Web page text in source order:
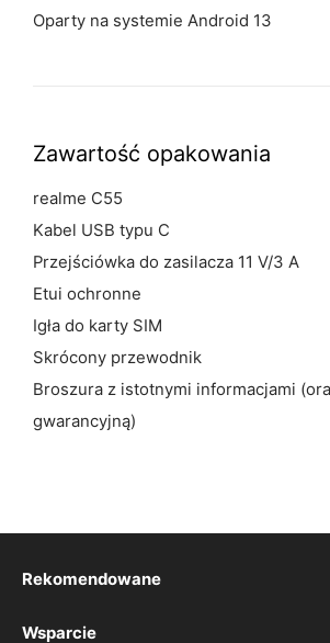
Oparty na systemie Android 13
Zawartość opakowania
realme C55
Kabel USB typu C
Przejściówka do zasilacza 11 V/3 A
Etui ochronne
Igła do karty SIM
Skrócony przewodnik
Broszura z istotnymi informacjami
gwarancyjną)
Rekomendowane
realme 16 5G
Wsparcie